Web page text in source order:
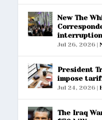
New The
interruption
Jul 26, 2026 |
President
impose
Jul 24, 2026 |
The Iraq